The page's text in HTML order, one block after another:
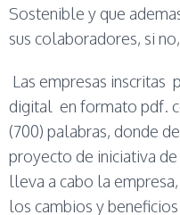
Sostenible y que
sus colaboradores, si
Las empresas inscritas
digital en formato pdf.
(700) palabras, donde
proyecto de iniciativa
lleva a cabo la
los cambios y